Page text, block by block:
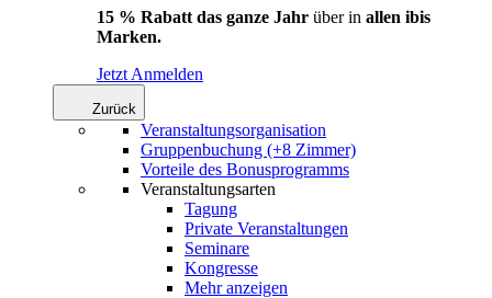
15 % Rabatt das ganze Jahr über in allen ibis
Marken.
Jetzt Anmelden
Zurück
Veranstaltungsorganisation
Gruppenbuchung (+8 Zimmer)
Vorteile des Bonusprogramms
Veranstaltungsarten
Tagung
Private Veranstaltungen
Seminare
Kongresse
Mehr anzeigen